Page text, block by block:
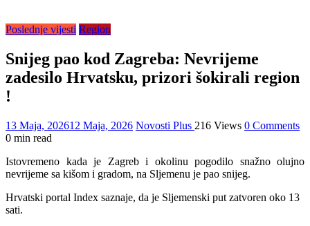
Poslednje vijesti Region
Snijeg pao kod Zagreba: Nevrijeme
zadesilo Hrvatsku, prizori šokirali region
!
13 Maja, 202612 Maja, 2026 Novosti Plus 216 Views 0 Comments
0 min read
Istovremeno kada je Zagreb i okolinu pogodilo snažno olujno
nevrijeme sa kišom i gradom, na Sljemenu je pao snijeg.
Hrvatski portal Index saznaje, da je Sljemenski put zatvoren oko 13
sati.